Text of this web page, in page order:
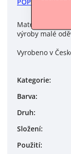
Materiál je z
výroby malé
Vyrobeno v
Kategorie:
Barva:
Druh:
Složení:
Použití: